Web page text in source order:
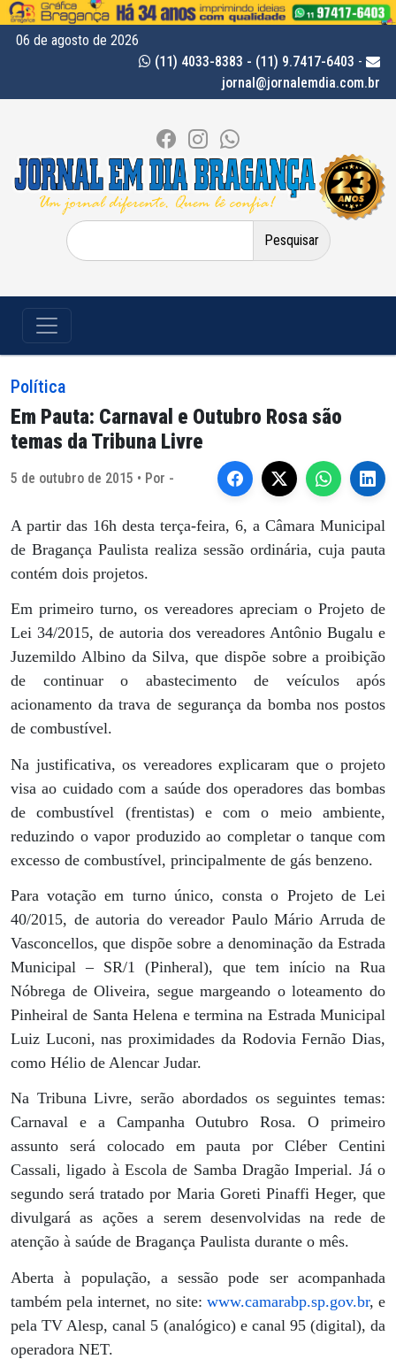
06 de agosto de 2026
(11) 4033-8383 - (11) 9.7417-6403 -
jornal@jornalemdia.com.br
Pesquisar
por:
Política
Em Pauta: Carnaval e Outubro Rosa são
temas da Tribuna Livre
5 de outubro de 2015 • Por -
A partir das 16h desta terça-feira, 6, a Câmara Municipal
de Bragança Paulista realiza sessão ordinária, cuja pauta
contém dois projetos.
Em primeiro turno, os vereadores apreciam o Projeto de
Lei 34/2015, de autoria dos vereadores Antônio Bugalu e
Juzemildo Albino da Silva, que dispõe sobre a proibição
de continuar o abastecimento de veículos após
acionamento da trava de segurança da bomba nos postos
de combustível.
Na justificativa, os vereadores explicaram que o projeto
visa ao cuidado com a saúde dos operadores das bombas
de combustível (frentistas) e com o meio ambiente,
reduzindo o vapor produzido ao completar o tanque com
excesso de combustível, principalmente de gás benzeno.
Para votação em turno único, consta o Projeto de Lei
40/2015, de autoria do vereador Paulo Mário Arruda de
Vasconcellos, que dispõe sobre a denominação da Estrada
Municipal – SR/1 (Pinheral), que tem início na Rua
Nóbrega de Oliveira, segue margeando o loteamento do
Pinheiral de Santa Helena e termina na Estrada Municipal
Luiz Luconi, nas proximidades da Rodovia Fernão Dias,
como Hélio de Alencar Judar.
Na Tribuna Livre, serão abordados os seguintes temas:
Carnaval e a Campanha Outubro Rosa. O primeiro
assunto será colocado em pauta por Cléber Centini
Cassali, ligado à Escola de Samba Dragão Imperial. Já o
segundo será tratado por Maria Goreti Pinaffi Heger, que
divulgará as ações a serem desenvolvidas na rede de
atenção à saúde de Bragança Paulista durante o mês.
Aberta à população, a sessão pode ser acompanhada
também pela internet, no site: www.camarabp.sp.gov.br, e
pela TV Alesp, canal 5 (analógico) e canal 95 (digital), da
operadora NET.